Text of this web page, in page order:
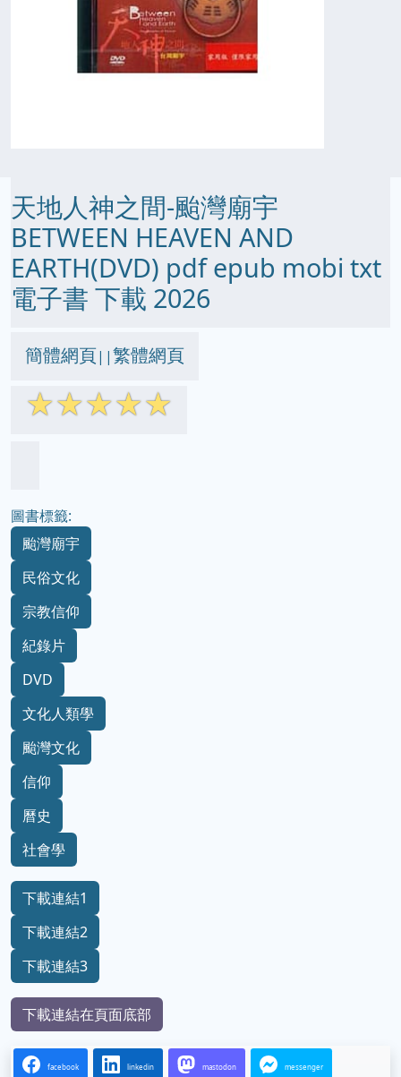
天地人神之間-颱灣廟宇
BETWEEN HEAVEN AND
EARTH(DVD) pdf epub mobi txt
電子書 下載 2026
簡體網頁||繁體網頁
☆☆☆☆☆
圖書標籤:
颱灣廟宇
民俗文化
宗教信仰
紀錄片
DVD
文化人類學
颱灣文化
信仰
曆史
社會學
下載連結1
下載連結2
下載連結3
下載連結在頁面底部
facebook linkedin mastodon messenger